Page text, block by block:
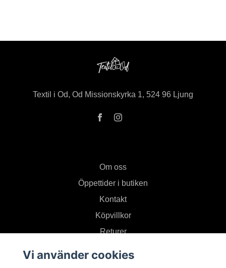
Textil i Od, Od Missionskyrka 1, 524 96 Ljung
Om oss
Öppettider i butiken
Kontakt
Köpvillkor
Returer
Vi använder cookies